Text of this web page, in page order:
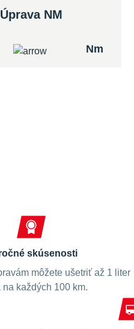
Úprava NM
Nm
skúsenosti
môžete ušetriť až 1 liter
na každých 100 km.